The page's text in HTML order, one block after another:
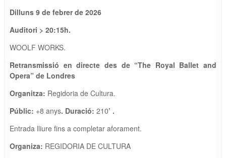
Dilluns 9 de febrer de 2026
Auditori > 20:15h.
WOOLF WORKS.
Retransmissió en directe des de“The Royal Ballet and
Opera” de Londres
Organitza: Regidoria de Cultura.
Públic: +8 anys. Duració: 210’ .
Entrada lliure fins a completar aforament.
Organiza: REGIDORIA DE CULTURA